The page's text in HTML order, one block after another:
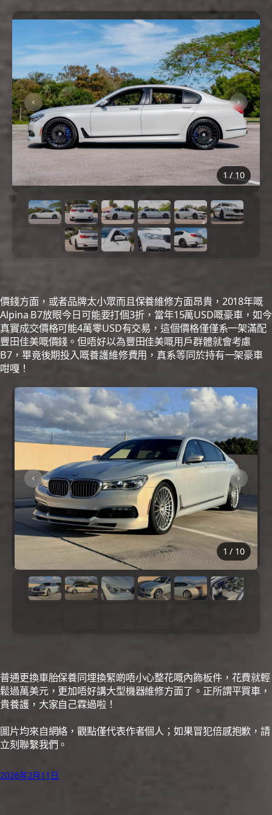
1 /10
價錢方面，或者品牌太小眾而且保養維修方面昂貴，2018年嘅
Alpina B7放眼今日可能要打個3折，當年15萬USD嘅豪車，如今
真實成交價格可能4萬零USD有交易，這個價格僅僅系一架滿配
豐田佳美嘅價錢。但唔好以為豐田佳美嘅用戶群體就會考慮
B7，畢竟後期投入嘅養護維修費用，真系等同於持有一架豪車
咁嘎！
1 / 10
普通更換車胎保養同埋換緊啲唔小心整花嘅內飾板件，花費就輕
鬆過萬美元，更加唔好講大型機器維修方面了。正所謂平買車，
貴養護，大家自己霖過啦！
圖片均來自網絡，觀點僅代表作者個人；如果冒犯倍感抱歉，請
立刻聯繫我們。
2026年2月11日